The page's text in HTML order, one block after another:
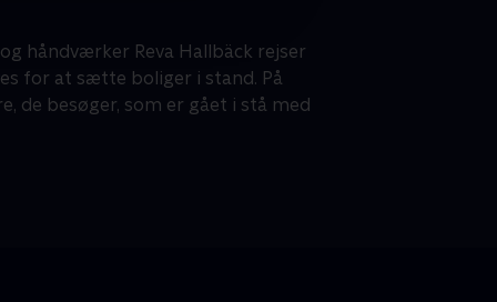
håndværker Reva Hallbäck rejser
for at sætte boliger i stand. På
de besøger, som er gået i stå med